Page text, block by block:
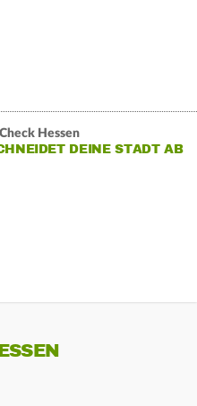
Hessen
DEINE STADT AB